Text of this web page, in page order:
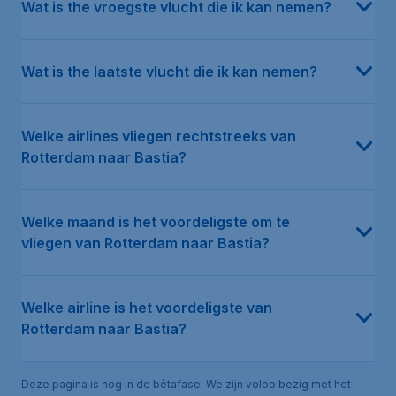
Wat is the vroegste vlucht die ik kan nemen?
Wat is the laatste vlucht die ik kan nemen?
Welke airlines vliegen rechtstreeks van
Rotterdam naar Bastia?
Welke maand is het voordeligste om te
vliegen van Rotterdam naar Bastia?
Welke airline is het voordeligste van
Rotterdam naar Bastia?
Deze pagina is nog in de bètafase. We zijn volop bezig met het